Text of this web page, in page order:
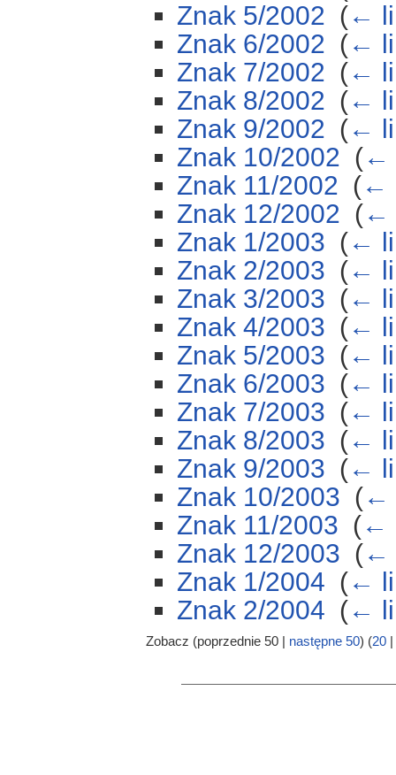
Znak 5/2002 (←
Znak 6/2002 (←
Znak 7/2002 (←
Znak 8/2002 (←
Znak 9/2002 (←
Znak 10/2002 (←
Znak 11/2002 (←
Znak 12/2002 (←
Znak 1/2003 (←
Znak 2/2003 (←
Znak 3/2003 (←
Znak 4/2003 (←
Znak 5/2003 (←
Znak 6/2003 (←
Znak 7/2003 (←
Znak 8/2003 (←
Znak 9/2003 (←
Znak 10/2003 (←
Znak 11/2003 (←
Znak 12/2003 (←
Znak 1/2004 (←
Znak 2/2004 (←
Zobacz (poprzednie 50 | następne 50) (20|